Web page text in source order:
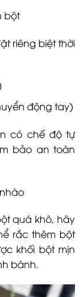
bột
riêng biệt thời
động tay)
có chế độ tự
bảo an toàn
quá khô, hãy
rắc thêm bột
khối bột mịn
bánh.